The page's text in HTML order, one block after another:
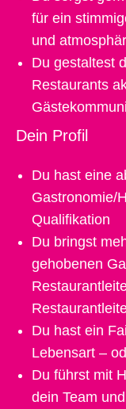
für ein
und
Du gestaltest
Restaurants
Dein Profil
Du hast eine
Gastronomie/
Qualifikation
Du bringst
gehobenen
Du hast ein
Lebensart –
Du führst mit
dein Team